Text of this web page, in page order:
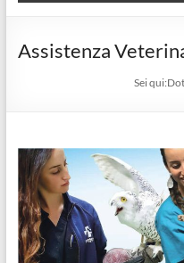
Assistenza
Sei qui: